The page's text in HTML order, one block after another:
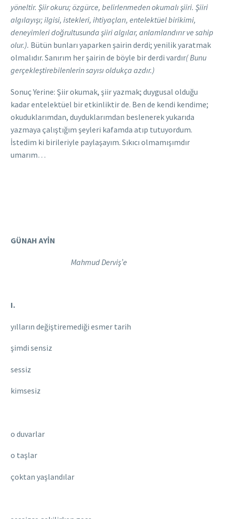
yöneltir. Şiir okuru; özgürce, belirlenmeden okumalı şiiri. Şiiri
algılayışı; ilgisi, istekleri, ihtiyaçları, entelektüel birikimi,
deneyimleri doğrultusunda şiiri algılar, anlamlandırır ve sahip
olur.). Bütün bunları yaparken şairin derdi; yenilik yaratmak
olmalıdır. Sanırım her şairin de böyle bir derdi vardır( Bunu
gerçekleştirebilenlerin sayısı oldukça azdır.)
Sonuç Yerine: Şiir okumak, şiir yazmak; duygusal olduğu
kadar entelektüel bir etkinliktir de. Ben de kendi kendime;
okuduklarımdan, duyduklarımdan beslenerek yukarıda
yazmaya çalıştığım şeyleri kafamda atıp tutuyordum.
İstedim ki birileriyle paylaşayım. Sıkıcı olmamışımdır
umarım…
GÜNAH AYİN
Mahmud Derviş’e
I.
yılların değiştiremediği esmer tarih
şimdi sensiz
sessiz
kimsesiz
o duvarlar
o taşlar
çoktan yaşlandılar